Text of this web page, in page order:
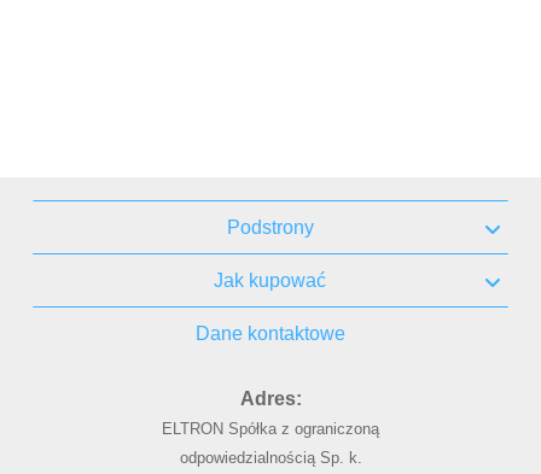
Podstrony
Jak kupować
Dane kontaktowe
Adres:
ELTRON Spółka z ograniczoną
odpowiedzialnością Sp. k.